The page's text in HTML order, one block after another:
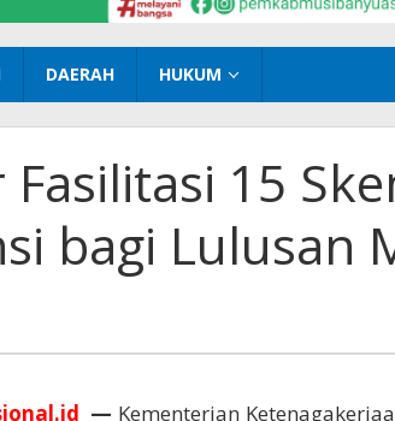
DAERAH HUKUM
15
bagi Lulusan
— Kementerian